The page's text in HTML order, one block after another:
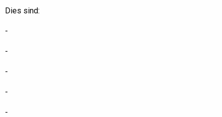
Dies sind:
-
-
-
-
-